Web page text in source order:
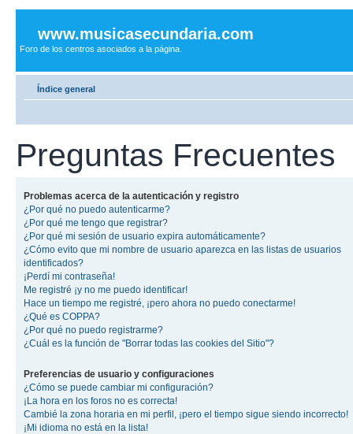
www.musicasecundaria.com
Foro de los centros asociados a la página.
Índice general
Preguntas Frecuentes
Problemas acerca de la autenticación y registro
¿Por qué no puedo autenticarme?
¿Por qué me tengo que registrar?
¿Por qué mi sesión de usuario expira automáticamente?
¿Cómo evito que mi nombre de usuario aparezca en las listas de usuarios
identificados?
¡Perdí mi contraseña!
Me registré ¡y no me puedo identificar!
Hace un tiempo me registré, ¡pero ahora no puedo conectarme!
¿Qué es COPPA?
¿Por qué no puedo registrarme?
¿Cuál es la función de "Borrar todas las cookies del Sitio"?
Preferencias de usuario y configuraciones
¿Cómo se puede cambiar mi configuración?
¡La hora en los foros no es correcta!
Cambié la zona horaria en mi perfil, ¡pero el tiempo sigue siendo incorrecto!
¡Mi idioma no está en la lista!